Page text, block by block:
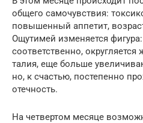
общего самочувствия:
повышенный аппетит,
Ощутимей изменяется
соответственно,
талия, еще больше
но, к счастью, постепенно
отечность.
На четвертом месяце